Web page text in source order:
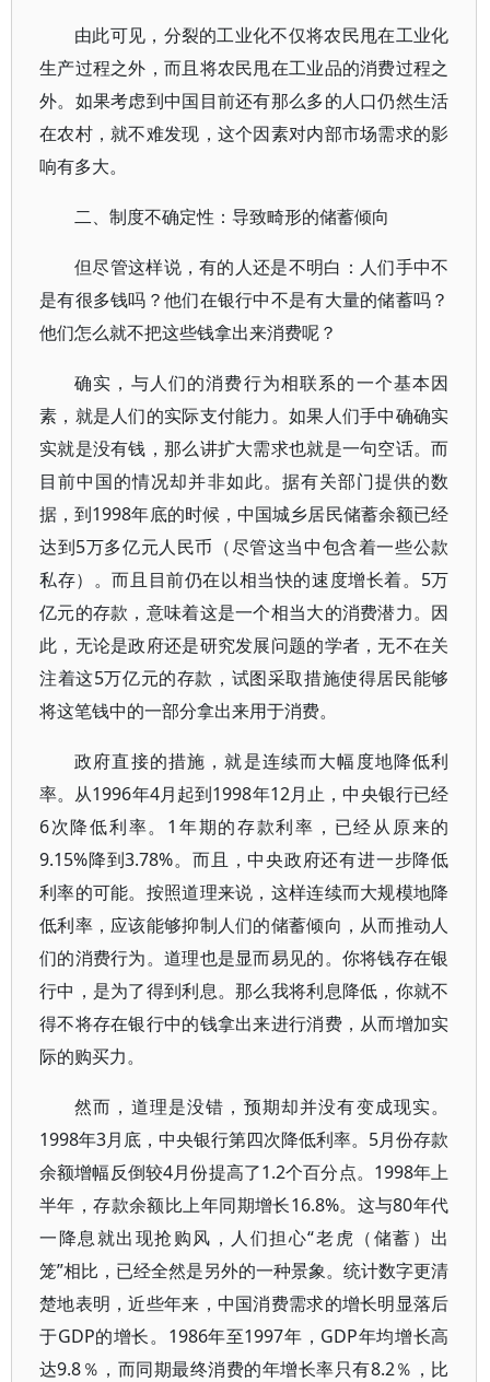
由此可见，分裂的工业化不仅将农民甩在工业化
生产过程之外，而且将农民甩在工业品的消费过程之
外。如果考虑到中国目前还有那么多的人口仍然生活
在农村，就不难发现，这个因素对内部市场需求的影
响有多大。
二、制度不确定性：导致畸形的储蓄倾向
但尽管这样说，有的人还是不明白：人们手中不
是有很多钱吗？他们在银行中不是有大量的储蓄吗？
他们怎么就不把这些钱拿出来消费呢？
确实，与人们的消费行为相联系的一个基本因
素，就是人们的实际支付能力。如果人们手中确确实
实就是没有钱，那么讲扩大需求也就是一句空话。而
目前中国的情况却并非如此。据有关部门提供的数
据，到1998年底的时候，中国城乡居民储蓄余额已经
达到5万多亿元人民币（尽管这当中包含着一些公款
私存）。而且目前仍在以相当快的速度增长着。5万
亿元的存款，意味着这是一个相当大的消费潜力。因
此，无论是政府还是研究发展问题的学者，无不在关
注着这5万亿元的存款，试图采取措施使得居民能够
将这笔钱中的一部分拿出来用于消费。
政府直接的措施，就是连续而大幅度地降低利
率。从1996年4月起到1998年12月止，中央银行已经
6次降低利率。1年期的存款利率，已经从原来的
9.15%降到3.78%。而且，中央政府还有进一步降低
利率的可能。按照道理来说，这样连续而大规模地降
低利率，应该能够抑制人们的储蓄倾向，从而推动人
们的消费行为。道理也是显而易见的。你将钱存在银
行中，是为了得到利息。那么我将利息降低，你就不
得不将存在银行中的钱拿出来进行消费，从而增加实
际的购买力。
然而，道理是没错，预期却并没有变成现实。
1998年3月底，中央银行第四次降低利率。5月份存款
余额增幅反倒较4月份提高了1.2个百分点。1998年上
半年，存款余额比上年同期增长16.8%。这与80年代
一降息就出现抢购风，人们担心“老虎（储蓄）出
笼”相比，已经全然是另外的一种景象。统计数字更清
楚地表明，近些年来，中国消费需求的增长明显落后
于GDP的增长。1986年至1997年，GDP年均增长高
达9.8％，而同期最终消费的年增长率只有8.2％，比